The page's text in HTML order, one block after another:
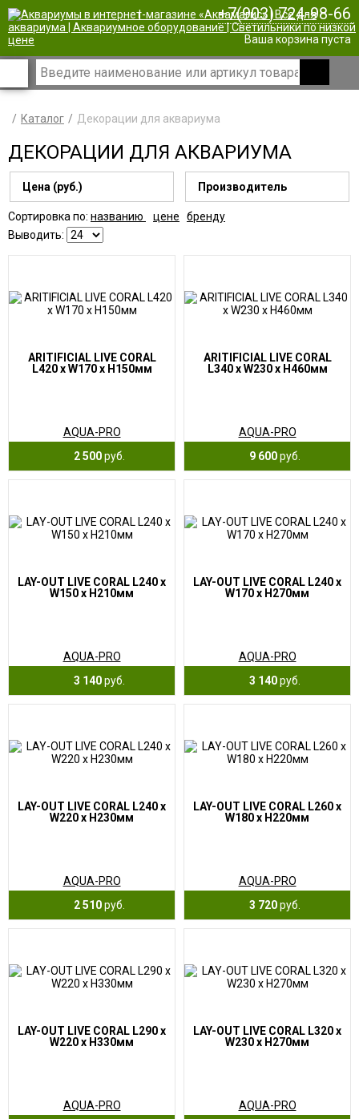
| +7(903) 724-98-66
Ваша корзина пуста
Каталог Декорации для аквариума
ДЕКОРАЦИИ ДЛЯ АКВАРИУМА
Цена (руб.) Производитель
Сортировка по: названию цене
бренду
Выводить:
ARITIFICIAL LIVE CORAL
L420 x W170 x H150мм
AQUA-PRO
2 500руб.
ARITIFICIAL LIVE CORAL
L340 x W230 x H460мм
AQUA-PRO
9 600руб.
LAY-OUT LIVE CORAL L240 x
W150 x H210мм
AQUA-PRO
3 140руб.
LAY-OUT LIVE CORAL L240 x
W170 x H270мм
AQUA-PRO
3 140руб.
LAY-OUT LIVE CORAL L240 x
W220 x H230мм
AQUA-PRO
2 510руб.
LAY-OUT LIVE CORAL L260 x
W180 x H220мм
AQUA-PRO
3 720руб.
LAY-OUT LIVE CORAL L290 x
W220 x H330мм
AQUA-PRO
LAY-OUT LIVE CORAL L320 x
W230 x H270мм
AQUA-PRO